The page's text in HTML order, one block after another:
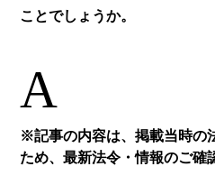
ことでしょうか。
A
※記事の内容は、掲載当時の
ため、最新法令・情報のご確